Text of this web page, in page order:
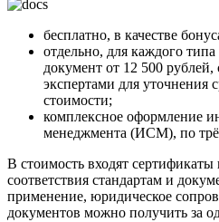
бесплатно, в качестве
отдельно, для каждого
документ от 12 500
экспертами для уточнения
стоимости;
комплексное оформление
менеджмента (ИСМ), по
В стоимость входят сертификаты
соответствия стандартам и
применение, юридическое
документов можно получить за